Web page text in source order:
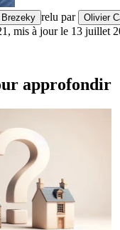
relu par Olivier
, mis à jour le 13 juillet
approfondir